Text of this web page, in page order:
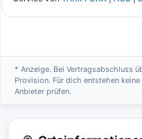
* Anzeige. Bei Vertragsabschluss
Provision. Für dich entstehen
Anbieter prüfen.